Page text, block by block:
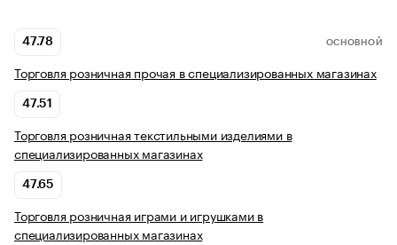
47.78 ОСНОВНОЙ
Торговля розничная прочая в специализированных магазинах
47.51
Торговля розничная текстильными изделиями в
специализированных магазинах
47.65
Торговля розничная играми и игрушками в
специализированных магазинах